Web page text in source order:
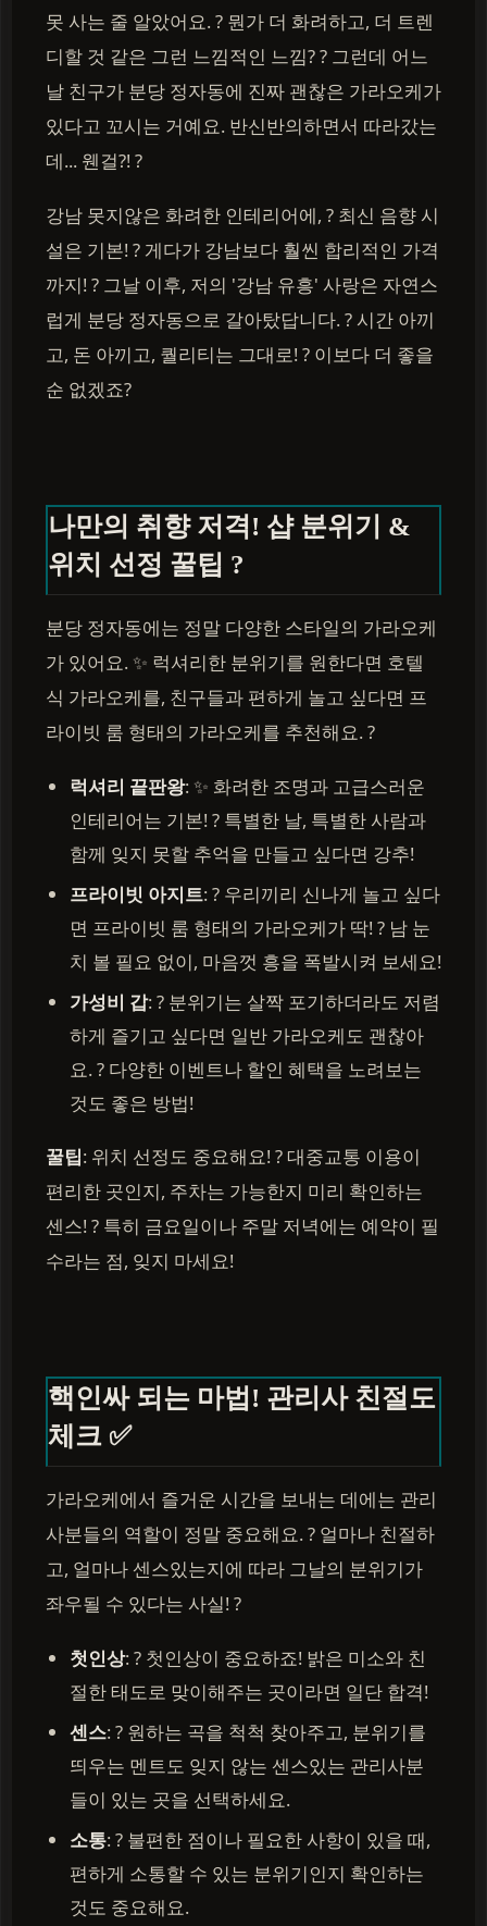
못 사는 줄 알았어요. ? 뭔가 더 화려하고, 더 트렌
디할 것 같은 그런 느낌적인 느낌? ? 그런데 어느
날 친구가 분당 정자동에 진짜 괜찮은 가라오케가
있다고 꼬시는 거예요. 반신반의하면서 따라갔는
데... 웬걸?! ?
강남 못지않은 화려한 인테리어에, ? 최신 음향 시
설은 기본! ? 게다가 강남보다 훨씬 합리적인 가격
까지! ? 그날 이후, 저의 '강남 유흥' 사랑은 자연스
럽게 분당 정자동으로 갈아탔답니다. ? 시간 아끼
고, 돈 아끼고, 퀄리티는 그대로! ? 이보다 더 좋을
순 없겠죠?
나만의 취향 저격! 샵 분위기 &
위치 선정 꿀팁 ?
분당 정자동에는 정말 다양한 스타일의 가라오케
가 있어요. ✨ 럭셔리한 분위기를 원한다면 호텔
식 가라오케를, 친구들과 편하게 놀고 싶다면 프
라이빗 룸 형태의 가라오케를 추천해요. ?
럭셔리 끝판왕: ✨ 화려한 조명과 고급스러운
인테리어는 기본! ? 특별한 날, 특별한 사람과
함께 잊지 못할 추억을 만들고 싶다면 강추!
프라이빗 아지트: ? 우리끼리 신나게 놀고 싶다
면 프라이빗 룸 형태의 가라오케가 딱! ? 남 눈
치 볼 필요 없이, 마음껏 흥을 폭발시켜 보세요!
가성비 갑: ? 분위기는 살짝 포기하더라도 저렴
하게 즐기고 싶다면 일반 가라오케도 괜찮아
요. ? 다양한 이벤트나 할인 혜택을 노려보는
것도 좋은 방법!
꿀팁: 위치 선정도 중요해요! ? 대중교통 이용이
편리한 곳인지, 주차는 가능한지 미리 확인하는
센스! ? 특히 금요일이나 주말 저녁에는 예약이 필
수라는 점, 잊지 마세요!
핵인싸 되는 마법! 관리사 친절도
체크 ✅
가라오케에서 즐거운 시간을 보내는 데에는 관리
사분들의 역할이 정말 중요해요. ? 얼마나 친절하
고, 얼마나 센스있는지에 따라 그날의 분위기가
좌우될 수 있다는 사실! ?
첫인상: ? 첫인상이 중요하죠! 밝은 미소와 친
절한 태도로 맞이해주는 곳이라면 일단 합격!
센스: ? 원하는 곡을 척척 찾아주고, 분위기를
띄우는 멘트도 잊지 않는 센스있는 관리사분
들이 있는 곳을 선택하세요.
소통: ?️ 불편한 점이나 필요한 사항이 있을 때,
편하게 소통할 수 있는 분위기인지 확인하는
것도 중요해요.